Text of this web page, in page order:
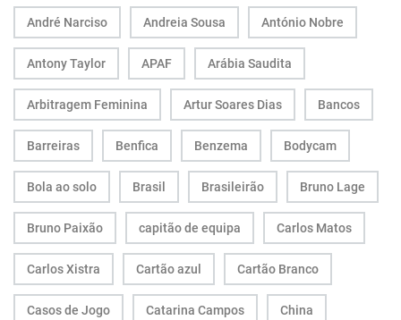
André Narciso Andreia Sousa António Nobre
Antony Taylor APAF Arábia Saudita
Arbitragem Feminina Artur Soares Dias Bancos
Barreiras Benfica Benzema Bodycam
Bola ao solo Brasil Brasileirão Bruno Lage
Bruno Paixão capitão de equipa Carlos Matos
Carlos Xistra Cartão azul Cartão Branco
Casos de Jogo Catarina Campos China